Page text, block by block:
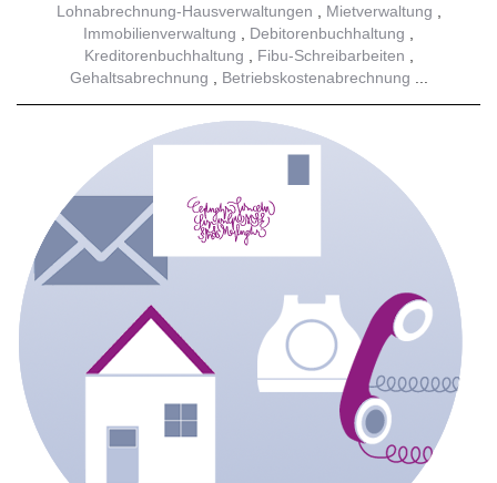
Lohnabrechnung-Hausverwaltungen
Mietverwaltung
Immobilienverwaltung
Debitorenbuchhaltung
Kreditorenbuchhaltung
Fibu-Schreibarbeiten
Gehaltsabrechnung
Betriebskostenabrechnung